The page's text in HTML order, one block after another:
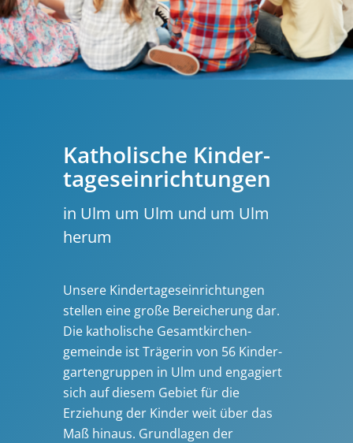
Katho­­lische Kinder­­
tages­­einrich­tungen
in Ulm um Ulm und um Ulm
herum
Unsere Kinder­­tages­­ein­rich­tungen
stellen eine große Berei­che­rung dar.
Die katho­­lische Gesamt­­kirchen­­
gemeinde ist Trägerin von 56 Kinder­­
garten­­gruppen in Ulm und engagiert
sich auf diesem Gebiet für die
Erziehung der Kinder weit über das
Maß hinaus. Grund­­lagen der